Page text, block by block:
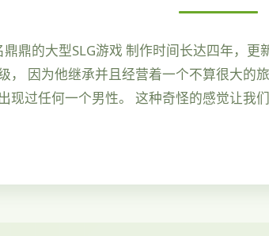
鼎的大型SLG游戏 制作时间长达四年，
， 因为他继承并且经营着一个不算很大的
现过任何一个男性。 这种奇怪的感觉让